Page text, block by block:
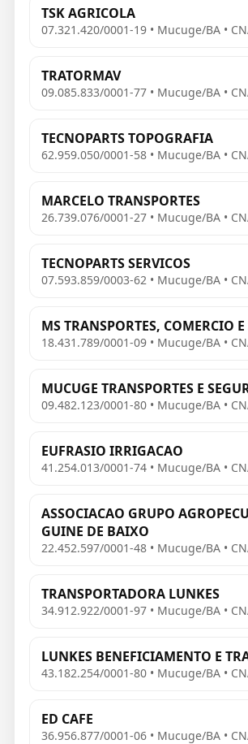
TSK AGRICOLA
07.321.420/0001-19 • Mucuge/BA •
TRATORMAV
09.085.833/0001-77 • Mucuge/BA •
TECNOPARTS TOPOGRAFIA
62.959.050/0001-58 • Mucuge/BA •
MARCELO TRANSPORTES
26.739.076/0001-27 • Mucuge/BA •
TECNOPARTS SERVICOS
07.593.859/0003-62 • Mucuge/BA •
MS TRANSPORTES, COMERCIO E
18.431.789/0001-09 • Mucuge/BA •
MUCUGE TRANSPORTES E
09.482.123/0001-80 • Mucuge/BA •
EUFRASIO IRRIGACAO
41.254.013/0001-74 • Mucuge/BA •
ASSOCIACAO GRUPO
GUINE DE BAIXO
22.452.597/0001-48 • Mucuge/BA •
TRANSPORTADORA LUNKES
34.912.922/0001-97 • Mucuge/BA •
LUNKES BENEFICIAMENTO E
43.182.254/0001-80 • Mucuge/BA •
ED CAFE
36.956.877/0001-06 • Mucuge/BA •